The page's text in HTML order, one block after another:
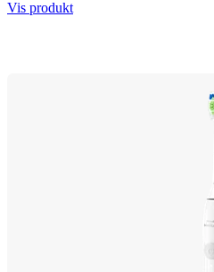
Vis produkt